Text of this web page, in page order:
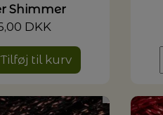
Shimmer
DKK
Tilføj til kurv